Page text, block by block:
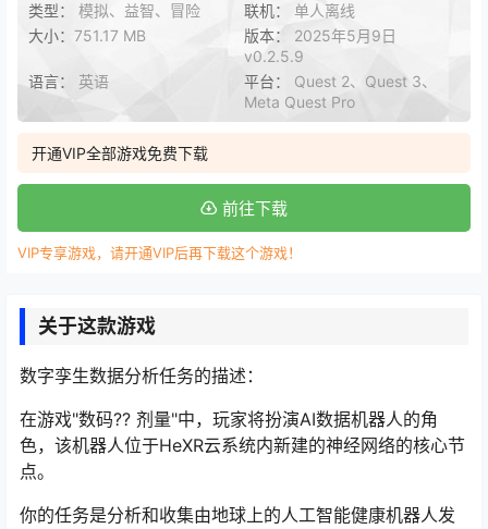
类型： 模拟、益智、冒险 联机： 单人离线
大小： 751.17 MB 版本： 2025年5月9日
v0.2.5.9
语言： 英语 平台： Quest 2、Quest 3、
Meta Quest Pro
开通VIP全部游戏免费下载
前往下载
VIP专享游戏，请开通VIP后再下载这个游戏！
关于这款游戏
数字孪生数据分析任务的描述：
在游戏"数码?? 剂量"中，玩家将扮演AI数据机器人的角
色，该机器人位于HeXR云系统内新建的神经网络的核心节
点。
你的任务是分析和收集由地球上的人工智能健康机器人发